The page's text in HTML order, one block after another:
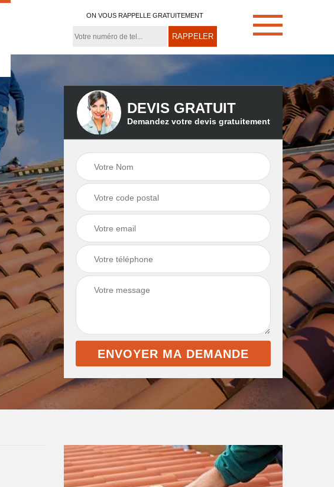
ON VOUS RAPPELLE GRATUITEMENT
Rénovation de
toiture 21
Démoussage de
toiture 21
Couvreur zingueur
21
DEVIS GRATUIT
Demandez votre devis gratuitement